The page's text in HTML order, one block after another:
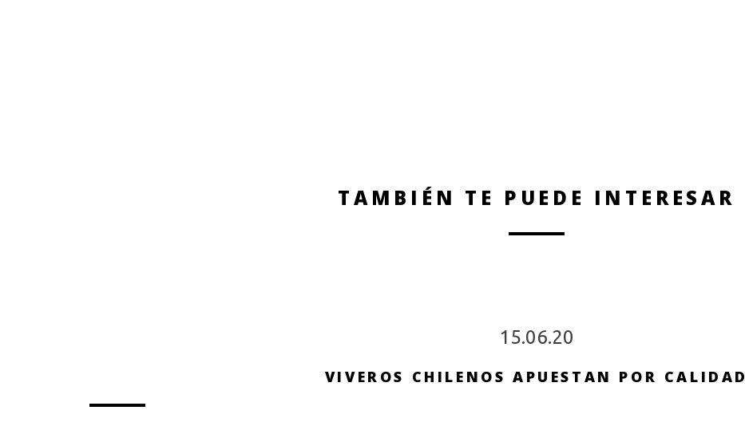
TAMBIÉN TE PUEDE INTERESAR
15.06.20
VIVEROS CHILENOS APUESTAN POR CALIDAD